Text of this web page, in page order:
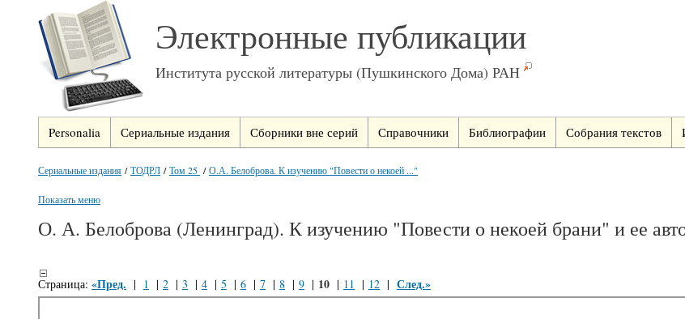
Электронные публикации
Института русской литературы (Пушкинского Дома) РАН
Personalia Сериальные издания Сборники вне серий Справочники Библиографии Собрания текстов
Сериальные издания /ТОДРЛ /Том 25 /О.А. Белоброва. К изучению "Повести о некоей ..."
Показать меню
О. А. Белоброва (Ленинград). К изучению "Повести о некоей брани" и ее
Страница: «Пред. | 1 | 2 | 3 | 4 | 5 | 6 | 7 | 8 | 9 | 10 | 11 | 12 | След.»